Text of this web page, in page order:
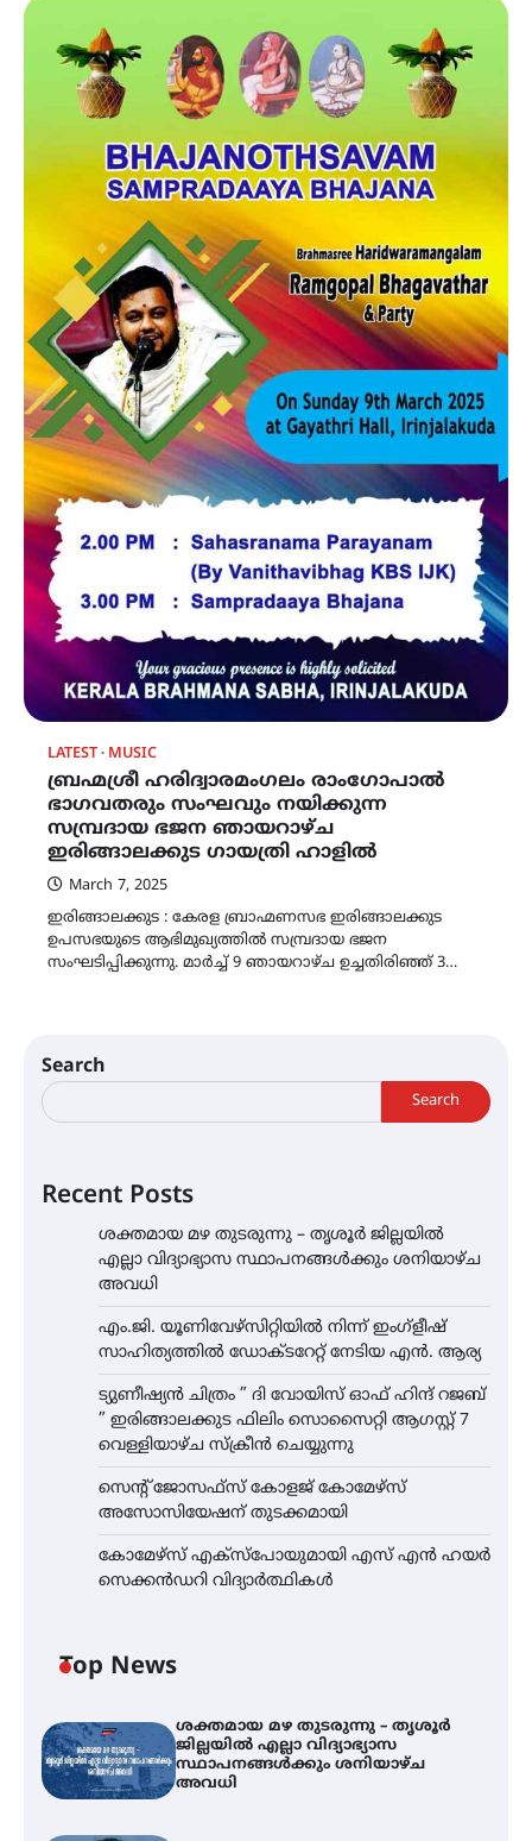
LATEST MUSIC
ബ്രഹ്മശ്രീ ഹരിദ്വാരമംഗലം രാംഗോപാൽ
ഭാഗവതരും സംഘവും നയിക്കുന്ന
സമ്പ്രദായ ഭജന ഞായറാഴ്ച
ഇരിങ്ങാലക്കുട ഗായത്രി ഹാളിൽ
March 7, 2025
ഇരിങ്ങാലക്കുട : കേരള ബ്രാഹ്മണസഭ ഇരിങ്ങാലക്കുട
ഉപസഭയുടെ ആഭിമുഖ്യത്തിൽ സമ്പ്രദായ ഭജന
സംഘടിപ്പിക്കുന്നു. മാർച്ച് 9 ഞായറാഴ്ച ഉച്ചതിരിഞ്ഞ് 3…
Search
Search
Recent Posts
ശക്തമായ മഴ തുടരുന്നു – തൃശൂർ ജില്ലയിൽ
എല്ലാ വിദ്യാഭ്യാസ സ്ഥാപനങ്ങൾക്കും ശനിയാഴ്ച
അവധി
എം.ജി. യൂണിവേഴ്‌സിറ്റിയിൽ നിന്ന് ഇംഗ്ളീഷ്
സാഹിത്യത്തിൽ ഡോക്ടറേറ്റ് നേടിയ എൻ. ആര്യ
ട്യുണീഷ്യൻ ചിത്രം ” ദി വോയിസ് ഓഫ് ഹിന്ദ് റജബ്
” ഇരിങ്ങാലക്കുട ഫിലിം സൊസൈറ്റി ആഗസ്റ്റ് 7
വെള്ളിയാഴ്ച സ്‌ക്രീൻ ചെയ്യുന്നു
സെന്റ് ജോസഫ്സ് കോളജ് കോമേഴ്‌സ്
അസോസിയേഷന് തുടക്കമായി
കോമേഴ്സ് എക്സ്പോയുമായി എസ് എൻ ഹയർ
സെക്കൻഡറി വിദ്യാർത്ഥികൾ
Top News
ശക്തമായ മഴ തുടരുന്നു – തൃശൂർ
ജില്ലയിൽ എല്ലാ വിദ്യാഭ്യാസ
സ്ഥാപനങ്ങൾക്കും ശനിയാഴ്ച
അവധി